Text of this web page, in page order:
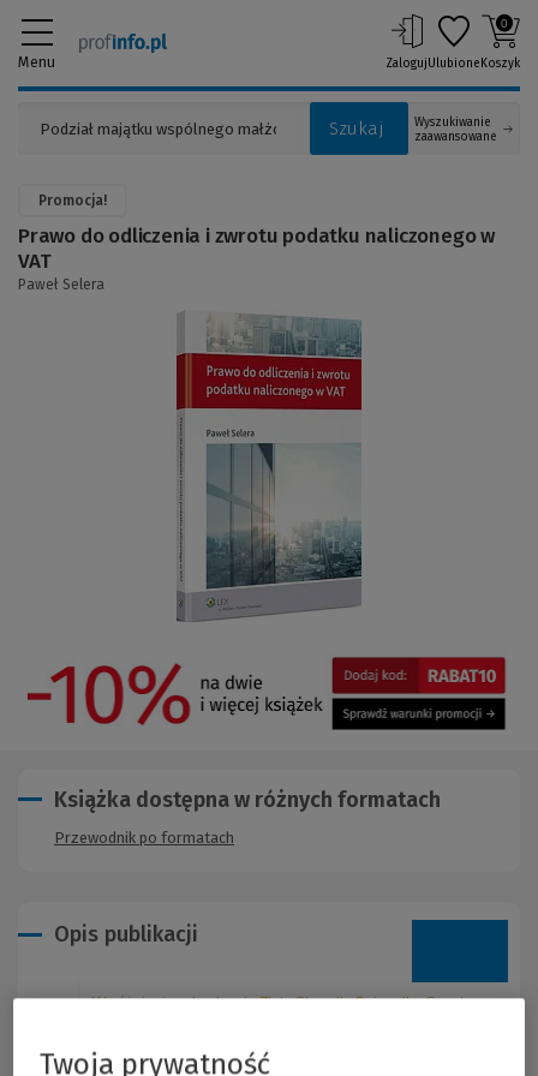
Menu
Szukaj
Wyszukiwanie
zaawansowane
ZalogujUlubione
0
Koszyk
Promocja!
Prawo do odliczenia i zwrotu podatku naliczonego w
VAT
Paweł Selera
Opis publikacji
Wyróżnienie w konkursie Złote Skrzydła Dziennika Gazety
Książka dostępna w różnych formatach
Przewodnik po formatach
Twoja prywatność